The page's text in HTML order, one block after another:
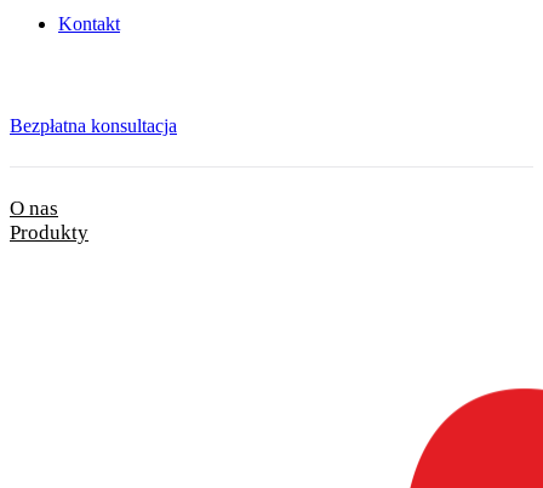
Kontakt
Bezpłatna konsultacja
O nas
Produkty